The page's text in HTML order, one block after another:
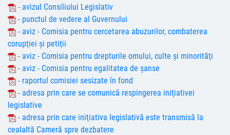
- avizul Consiliului Legislativ
- punctul de vedere al Guvernului
- aviz - Comisia pentru cercetarea abuzurilor, combaterea
corupţiei şi petiţii
- aviz - Comisia pentru drepturile omului, culte şi minorităţi
- aviz - Comisia pentru egalitatea de şanse
- raportul comisiei sesizate în fond
- adresa prin care se comunică respingerea iniţiativei
legislative
- adresa prin care iniţiativa legislativă este transmisă la
cealaltă Cameră spre dezbatere